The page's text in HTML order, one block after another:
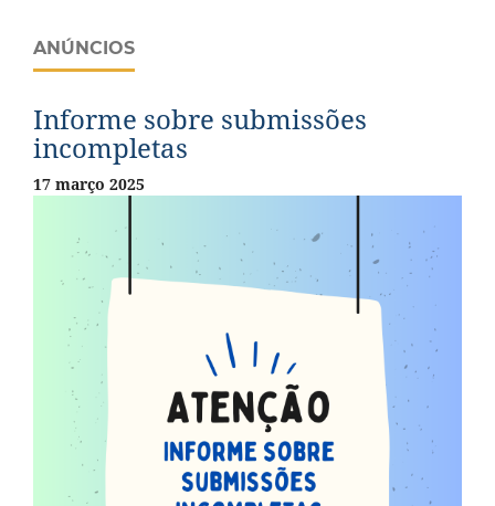
ANÚNCIOS
Informe sobre submissões
incompletas
17 março 2025